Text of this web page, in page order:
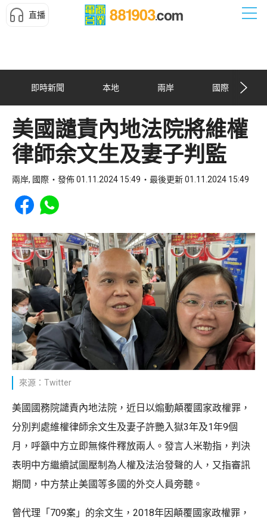
直播
即時新聞 本地 兩岸 國際
美國譴責內地法院將維權
律師余文生及妻子判監
兩岸, 國際 發佈 01.11.2024 15:49 最後更新 01.11.2024 15:49
Share to Facebook
Share to WhatsApp
來源：Twitter
美國國務院譴責內地法院，近日以煽動顛覆國家政權罪，
分別判處維權律師余文生及妻子許艷入獄3年及1年9個
月，呼籲中方立即無條件釋放兩人。發言人米勒指，判決
表明中方繼續試圖壓制為人權及法治發聲的人，又指審訊
期間，中方禁止美國等多國的外交人員旁聽。
曾代理「709案」的余文生，2018年因顛覆國家政權罪，